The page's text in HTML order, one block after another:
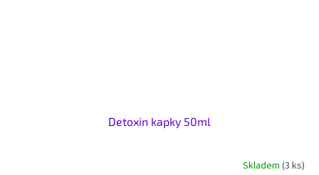
Detoxin kapky 50ml
Skladem (3 ks)